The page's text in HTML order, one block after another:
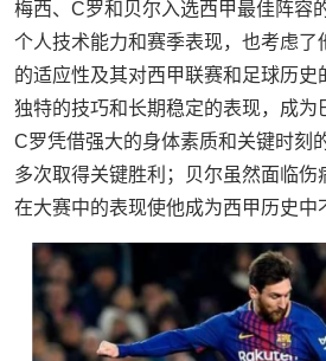
梅西、C罗和贝尔入选西甲最佳阵容
个人技术能力和赛季表现，也考虑了
的适应性及其对西甲联赛和足球历史
独特的技巧和长期稳定的表现，成为
C罗凭借强大的身体素质和关键时刻
多次取得关键胜利；贝尔虽然面临伤
在大赛中的表现使他成为西甲历史中